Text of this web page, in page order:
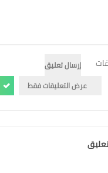
إرسال تعليق
عرض التعليقات فقط